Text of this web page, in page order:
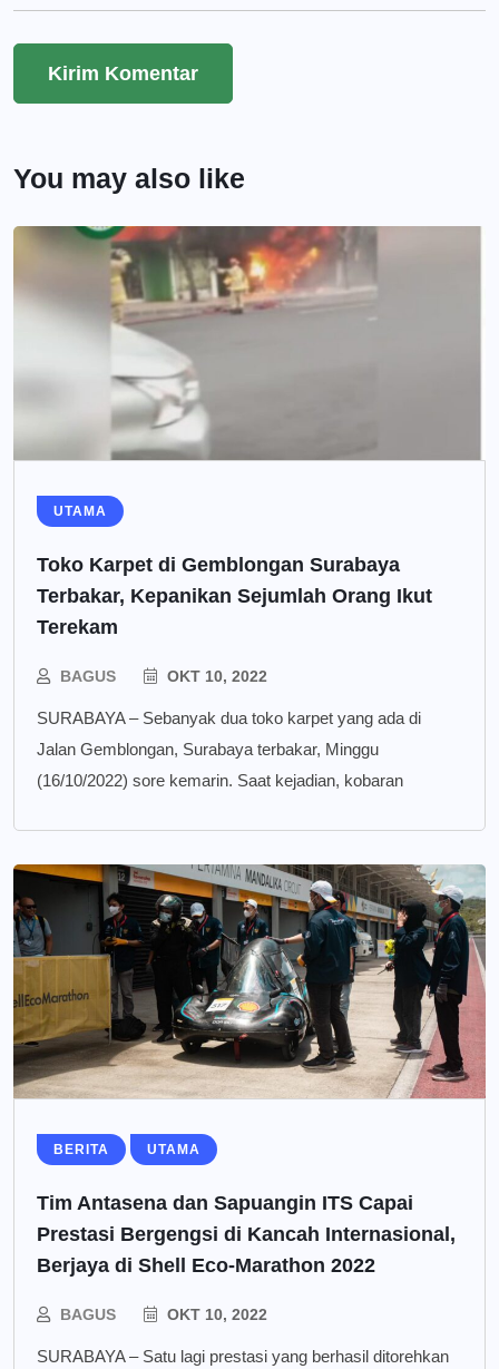
You may also like
UTAMA
Toko Karpet di Gemblongan Surabaya
Terbakar, Kepanikan Sejumlah Orang Ikut
Terekam
BAGUS OKT 10, 2022
SURABAYA – Sebanyak dua toko karpet yang ada di
Jalan Gemblongan, Surabaya terbakar, Minggu
(16/10/2022) sore kemarin. Saat kejadian, kobaran
BERITA UTAMA
Tim Antasena dan Sapuangin ITS Capai
Prestasi Bergengsi di Kancah Internasional,
Berjaya di Shell Eco-Marathon 2022
BAGUS OKT 10, 2022
SURABAYA – Satu lagi prestasi yang berhasil ditorehkan